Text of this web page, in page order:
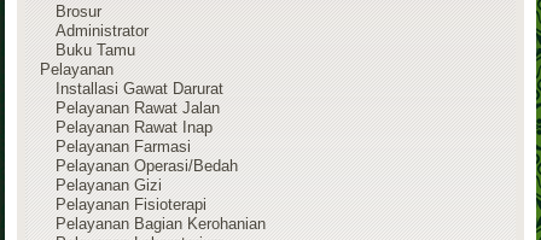
Brosur
Administrator
Buku Tamu
Pelayanan
Installasi Gawat Darurat
Pelayanan Rawat Jalan
Pelayanan Rawat Inap
Pelayanan Farmasi
Pelayanan Operasi/Bedah
Pelayanan Gizi
Pelayanan Fisioterapi
Pelayanan Bagian Kerohanian